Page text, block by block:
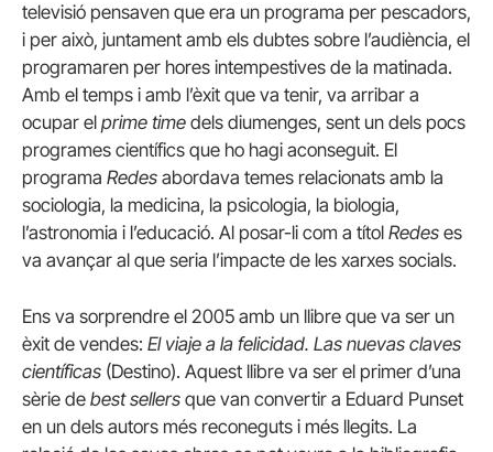
televisió pensaven que era un programa per pescadors,
i per això, juntament amb els dubtes sobre l’audiència, el
programaren per hores intempestives de la matinada.
Amb el temps i amb l’èxit que va tenir, va arribar a
ocupar el prime time dels diumenges, sent un dels pocs
programes científics que ho hagi aconseguit. El
programa Redes abordava temes relacionats amb la
sociologia, la medicina, la psicologia, la biologia,
l’astronomia i l’educació. Al posar-li com a títol Redes es
va avançar al que seria l’impacte de les xarxes socials.
Ens va sorprendre el 2005 amb un llibre que va ser un
èxit de vendes: El viaje a la felicidad. Las nuevas claves
científicas (Destino). Aquest llibre va ser el primer d’una
sèrie de best sellers que van convertir a Eduard Punset
en un dels autors més reconeguts i més llegits. La